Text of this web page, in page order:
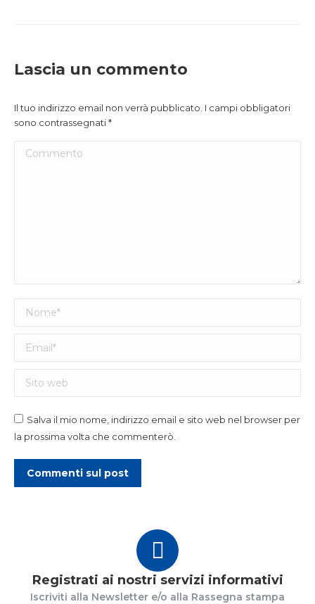
Lascia un commento
Il tuo indirizzo email non verrà pubblicato. I campi obbligatori
sono contrassegnati*
Commento
Nome *
Email *
Sito web
Salva il mio nome, indirizzo email e sito web nel browser per
la prossima volta che commenterò.
Commenti sul post
Registrati ai nostri servizi informativi
Iscriviti alla Newsletter e/o alla Rassegna stampa